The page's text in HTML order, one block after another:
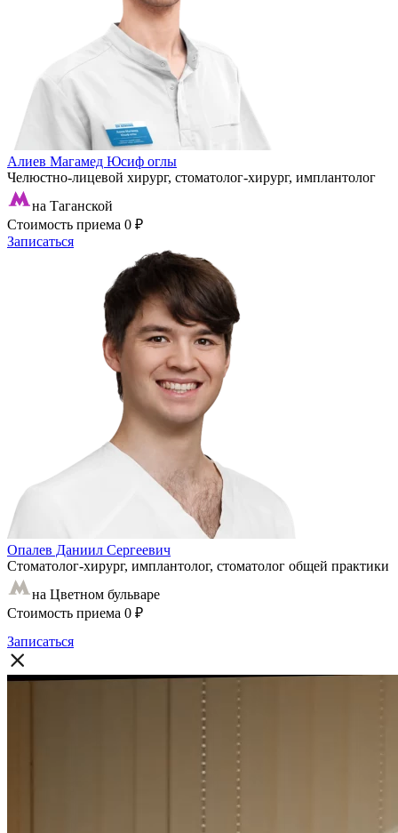
Алиев Магамед Юсиф оглы
Челюстно-лицевой хирург, стоматолог-хирург, имплантолог
на Таганской
Стоимость приема 0 ₽
Записаться
Опалев Даниил Сергеевич
Стоматолог-хирург, имплантолог, стоматолог общей практики
на Цветном бульваре
Стоимость приема 0 ₽
Записаться